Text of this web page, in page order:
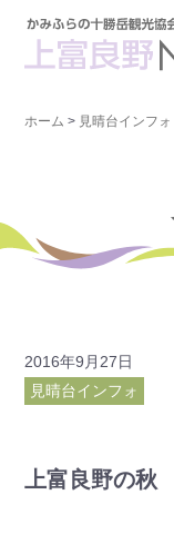
ホーム > 見晴台インフォ
2016年9月27日
見晴台インフォ
上富良野の秋